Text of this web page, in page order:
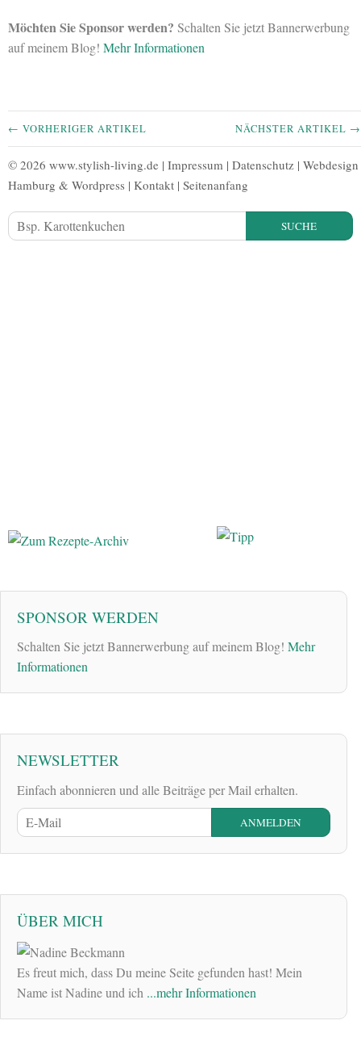
Möchten Sie Sponsor werden? Schalten Sie jetzt Bannerwerbung
auf meinem Blog! Mehr Informationen
← VORHERIGER ARTIKEL NÄCHSTER ARTIKEL →
© 2026 www.stylish-living.de | Impressum | Datenschutz | Webdesign
Hamburg & Wordpress | Kontakt | Seitenanfang
SUCHE
SPONSOR WERDEN
Schalten Sie jetzt Bannerwerbung auf meinem Blog! Mehr
Informationen
NEWSLETTER
Einfach abonnieren und alle Beiträge per Mail erhalten.
ÜBER MICH
Es freut mich, dass Du meine Seite gefunden hast! Mein
Name ist Nadine und ich ...mehr Informationen